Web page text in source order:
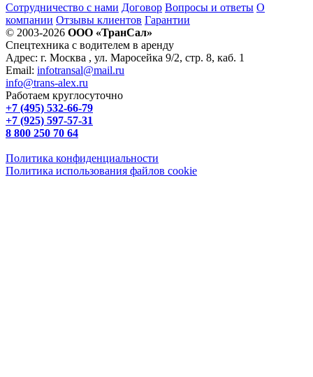
Сотрудничество с нами Договор Вопросы и ответы О
компании Отзывы клиентов Гарантии
© 2003-2026 ООО «ТранСал»
Спецтехника с водителем в аренду
Адрес: г. Москва , ул. Маросейка 9/2, стр. 8, каб. 1
Email: infotransal@mail.ru
info@trans-alex.ru
Работаем круглосуточно
+7 (495) 532-66-79
+7 (925) 597-57-31
8 800 250 70 64
Политика конфиденциальности
Политика использования файлов cookie